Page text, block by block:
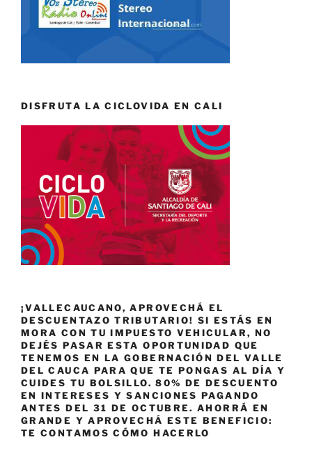
DISFRUTA LA CICLOVIDA EN CALI
¡VALLECAUCANO, APROVECHÁ EL
DESCUENTAZO TRIBUTARIO! SI ESTÁS EN
MORA CON TU IMPUESTO VEHICULAR, NO
DEJÉS PASAR ESTA OPORTUNIDAD QUE
TENEMOS EN LA GOBERNACIÓN DEL VALLE
DEL CAUCA PARA QUE TE PONGAS AL DÍA Y
CUIDES TU BOLSILLO. 80% DE DESCUENTO
EN INTERESES Y SANCIONES PAGANDO
ANTES DEL 31 DE OCTUBRE. AHORRÁ EN
GRANDE Y APROVECHÁ ESTE BENEFICIO:
TE CONTAMOS CÓMO HACERLO